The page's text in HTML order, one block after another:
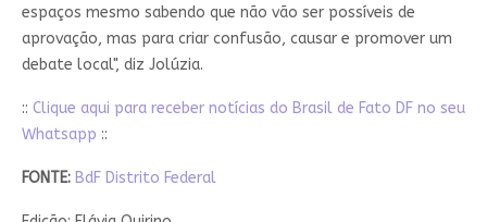
espaços mesmo sabendo que não vão ser possíveis de
aprovação, mas para criar confusão, causar e promover um
debate local", diz Jolúzia.
:: Clique aqui para receber notícias do Brasil de Fato DF no seu
Whatsapp ::
FONTE: BdF Distrito Federal